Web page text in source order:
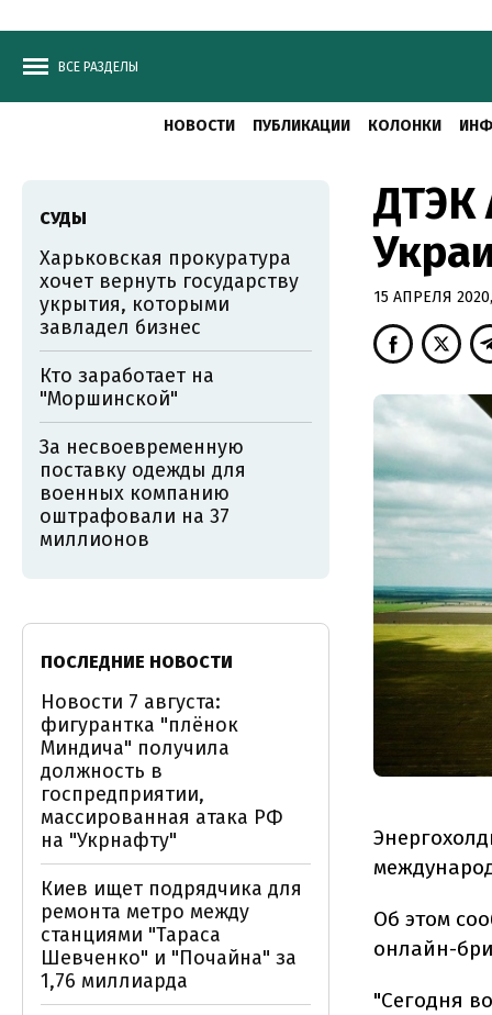
ВСЕ РАЗДЕЛЫ
НОВОСТИ ПУБЛИКАЦИИ КОЛОНКИ
ДТЭК
15 АПРЕЛЯ
Об этом
онлайн-
"Сегодня
СУДЫ
Харьковская прокуратура
хочет вернуть государству
укрытия, которыми
завладел бизнес
Кто заработает на
"Моршинской"
За несвоевременную
поставку одежды для
военных компанию
оштрафовали на 37
миллионов
ПОСЛЕДНИЕ НОВОСТИ
Новости 7 августа:
фигурантка "плёнок
Миндича" получила
должность в
госпредприятии,
массированная атака РФ
на "Укрнафту"
Киев ищет подрядчика для
ремонта метро между
станциями "Тараса
Шевченко" и "Почайна" за
1,76 миллиарда